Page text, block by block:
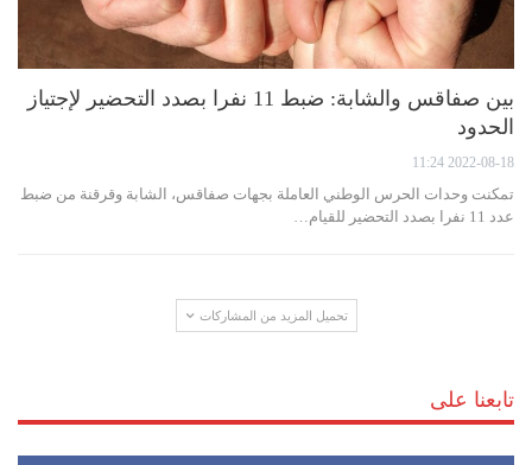
بين صفاقس والشابة: ضبط 11 نفرا بصدد التحضير لإجتياز
الحدود
2022-08-18 11:24
تمكنت وحدات الحرس الوطني العاملة بجهات صفاقس، الشابة وقرقنة من ضبط
عدد 11 نفرا بصدد التحضير للقيام…
تحميل المزيد من المشاركات
تابعنا على